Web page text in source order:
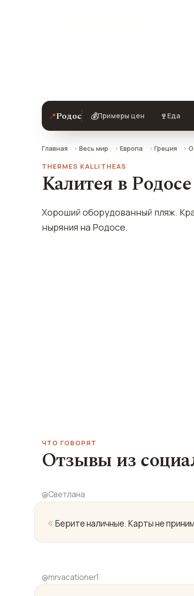
📍Родос 💰Примеры цен 🍷 Еда
Главная Весь мир Европа Греция
THERMES KALLITHEAS
Калитея в Родосе
Хороший оборудованный пляж.
ныряния на Родосе.
ЧТО ГОВОРЯТ
Отзывы из
@Светлана
« Берите наличные. Карты не
@mrvacationer1